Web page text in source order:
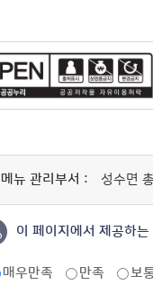
메뉴 관리부서 : 성수면
이 페이지에서 제공하
매우만족 만족 보